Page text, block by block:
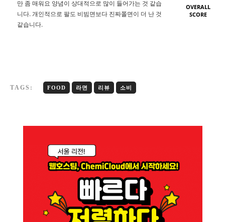
만 좀 매워요 양념이 상대적으로 많이 들어가는 것 같습
니다. 개인적으로 팔도 비빔면보다 진짜쫄면이 더 난 것
같습니다.
OVERALL
SCORE
TAGS: FOOD 라면 리뷰 소비